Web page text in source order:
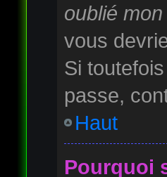
oublié
vous
Si
passe,
Haut
Pourquoi